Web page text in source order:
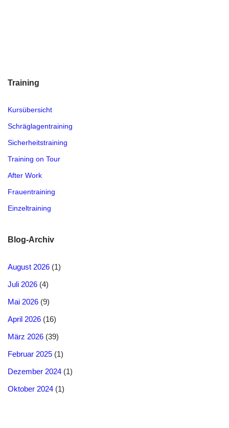
Training
Kursübersicht
Schräglagentraining
Sicherheitstraining
Training on Tour
After Work
Frauentraining
Einzeltraining
Blog-Archiv
August 2026 (1)
Juli 2026 (4)
Mai 2026 (9)
April 2026 (16)
März 2026 (39)
Februar 2025 (1)
Dezember 2024 (1)
Oktober 2024 (1)